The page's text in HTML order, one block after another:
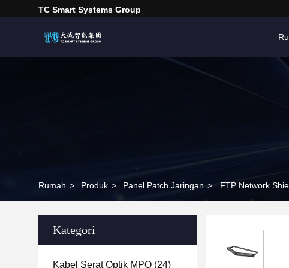
TC Smart Systems Group
Rumah > Produk > Panel Patch Jaringan > FTP Network
Kategori
Kabel Serat Optik MPO (24)